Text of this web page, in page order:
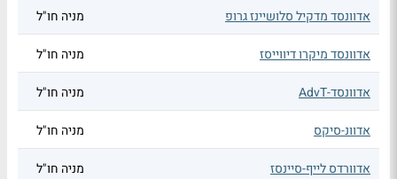
אדוונסד מדקיל סלושיינז גרופ מניה חו"ל
אדוונסד מיקרו דיווייסז מניה חו"ל
אדוונסד-AdvT מניה חו"ל
אדוונ-סיקס מניה חו"ל
אדוורדס לייף-סיינסז מניה חו"ל